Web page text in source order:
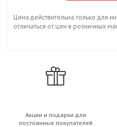
Цена действительна только для
отличаться от цен в розничных
Акции и подарки для
постоянных покупателей